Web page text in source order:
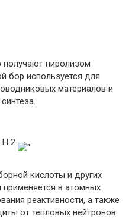
пиролизом
бор используется для
материалов и
2
кислоты и других
в атомных
реактивности, а также
от тепловых нейтронов.